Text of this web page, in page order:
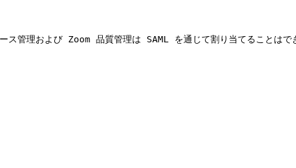
理および Zoom 品質管理は SAML を通じて割り当てることはで